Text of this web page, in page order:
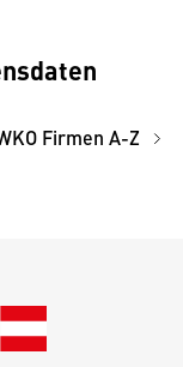
Firmen A-Z